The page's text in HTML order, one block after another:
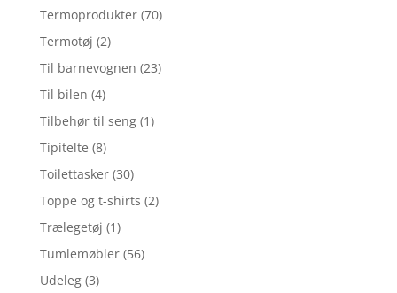
Termoprodukter (70)
Termotøj (2)
Til barnevognen (23)
Til bilen (4)
Tilbehør til seng (1)
Tipitelte (8)
Toilettasker (30)
Toppe og t-shirts (2)
Trælegetøj (1)
Tumlemøbler (56)
Udeleg (3)